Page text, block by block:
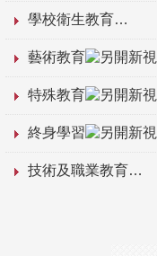
學校衛生教育
藝術教育
特殊教育
終身學習
技術及職業教育